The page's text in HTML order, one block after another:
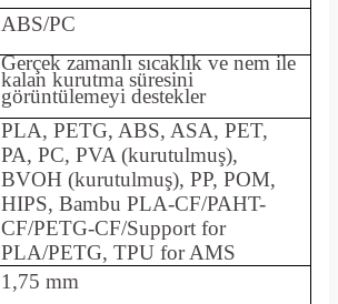
ABS/PC
Gerçek zamanlı sıcaklık ve nem ile
kalan kurutma süresini
görüntülemeyi destekler
PLA, PETG, ABS, ASA, PET,
PA, PC, PVA (kurutulmuş),
BVOH (kurutulmuş), PP, POM,
HIPS, Bambu PLA-CF/PAHT-
CF/PETG-CF/Support for
PLA/PETG, TPU for AMS
1,75 mm